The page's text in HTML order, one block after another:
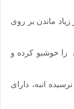
ماندن بر روی
را خوشبو کرده و
انبه، دارای